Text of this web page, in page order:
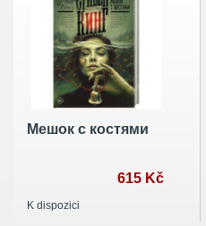
Мешок с костями
615 Kč
K dispozici